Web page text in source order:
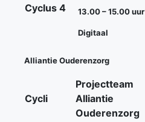
Cyclus 4 13.00 – 15.00 uur
Digitaal
Alliantie Ouderenzorg
Cycli
Projectteam
Alliantie
Ouderenzorg